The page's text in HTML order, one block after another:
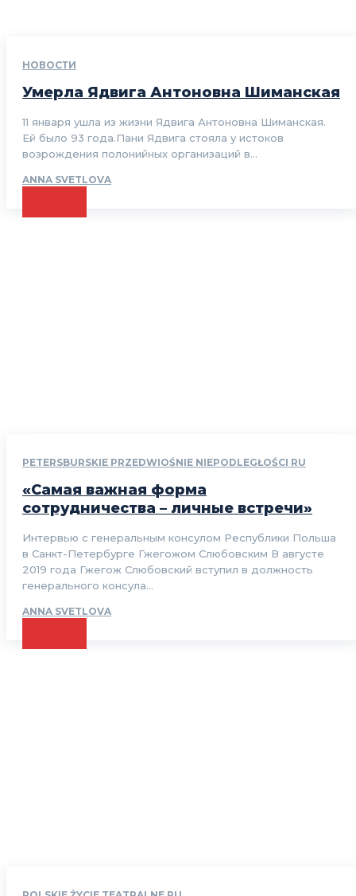
НОВОСТИ
Умерла Ядвига Антоновна Шиманская
11 января ушла из жизни Ядвига Антоновна Шиманская.
Ей было 93 года.Пани Ядвига стояла у истоков
возрождения полонийных организаций в...
ANNA SVETLOVA
PETERSBURSKIE PRZEDWIOŚNIE NIEPODLEGŁOŚCI RU
«Самая важная форма
сотрудничества – личные встречи»
Интервью с генеральным консулом Республики Польша
в Санкт-Петербурге Гжегожом Cлюбовским В августе
2019 года Гжегож Слюбовский вступил в должность
генерального консула...
ANNA SVETLOVA